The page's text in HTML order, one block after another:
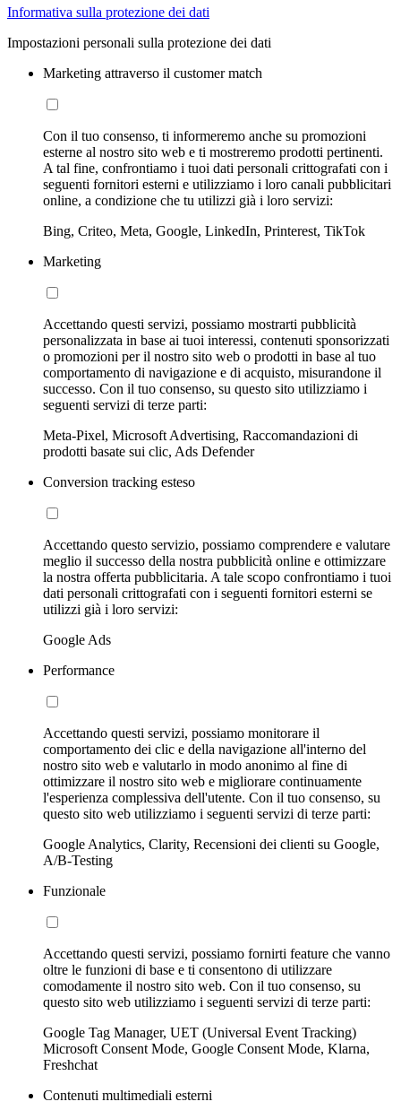
Informativa sulla protezione dei dati
Impostazioni personali sulla protezione dei dati
Marketing attraverso il customer match
Con il tuo consenso, ti informeremo anche su promozioni
esterne al nostro sito web e ti mostreremo prodotti pertinenti.
A tal fine, confrontiamo i tuoi dati personali crittografati con i
seguenti fornitori esterni e utilizziamo i loro canali pubblicitari
online, a condizione che tu utilizzi già i loro servizi:
Bing, Criteo, Meta, Google, LinkedIn, Printerest, TikTok
Marketing
Accettando questi servizi, possiamo mostrarti pubblicità
personalizzata in base ai tuoi interessi, contenuti sponsorizzati
o promozioni per il nostro sito web o prodotti in base al tuo
comportamento di navigazione e di acquisto, misurandone il
successo. Con il tuo consenso, su questo sito utilizziamo i
seguenti servizi di terze parti:
Meta-Pixel, Microsoft Advertising, Raccomandazioni di
prodotti basate sui clic, Ads Defender
Conversion tracking esteso
Accettando questo servizio, possiamo comprendere e valutare
meglio il successo della nostra pubblicità online e ottimizzare
la nostra offerta pubblicitaria. A tale scopo confrontiamo i tuoi
dati personali crittografati con i seguenti fornitori esterni se
utilizzi già i loro servizi:
Google Ads
Performance
Accettando questi servizi, possiamo monitorare il
comportamento dei clic e della navigazione all'interno del
nostro sito web e valutarlo in modo anonimo al fine di
ottimizzare il nostro sito web e migliorare continuamente
l'esperienza complessiva dell'utente. Con il tuo consenso, su
questo sito web utilizziamo i seguenti servizi di terze parti:
Google Analytics, Clarity, Recensioni dei clienti su Google,
A/B-Testing
Funzionale
Accettando questi servizi, possiamo fornirti feature che vanno
oltre le funzioni di base e ti consentono di utilizzare
comodamente il nostro sito web. Con il tuo consenso, su
questo sito web utilizziamo i seguenti servizi di terze parti:
Google Tag Manager, UET (Universal Event Tracking)
Microsoft Consent Mode, Google Consent Mode, Klarna,
Freshchat
Contenuti multimediali esterni